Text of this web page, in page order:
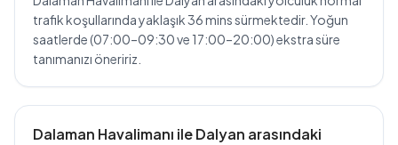
trafik koşullarında yaklaşık 36 mins sürmektedir. Yoğun
saatlerde (07:00–09:30 ve 17:00–20:00) ekstra süre
tanımanızı öneririz.
Dalaman Havalimanı ile Dalyan arasındaki